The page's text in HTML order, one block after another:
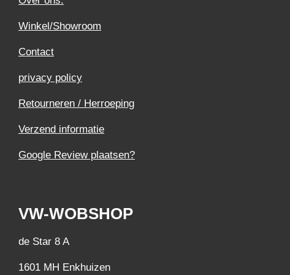
Winkel/Showroom
Contact
privacy policy
Retourneren / Herroeping
Verzend informatie
Google Review plaatsen?
VW-WOBSHOP
de Star 8 A
1601 MH Enkhuizen